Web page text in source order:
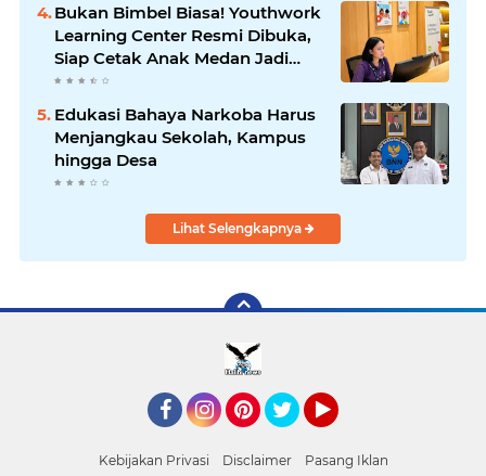
Bukan Bimbel Biasa! Youthwork
Learning Center Resmi Dibuka,
Siap Cetak Anak Medan Jadi
Pemimpin Berstandar Global
Edukasi Bahaya Narkoba Harus
Menjangkau Sekolah, Kampus
hingga Desa
Lihat Selengkapnya
Kebijakan Privasi Disclaimer
Pasang Iklan